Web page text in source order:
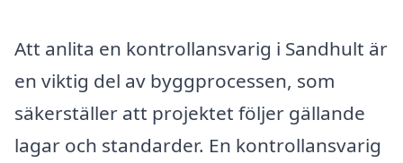
Att anlita en kontrollansvarig i Sandhult är
en viktig del av byggprocessen, som
säkerställer att projektet följer gällande
lagar och standarder. En kontrollansvarig